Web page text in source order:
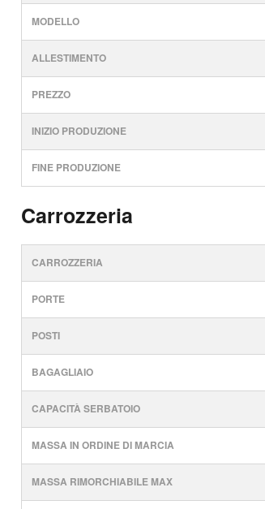
MODELLO
ALLESTIMENTO
PREZZO
INIZIO PRODUZIONE
FINE PRODUZIONE
Carrozzeria
CARROZZERIA
PORTE
POSTI
BAGAGLIAIO
CAPACITÀ SERBATOIO
MASSA IN ORDINE DI MARCIA
MASSA RIMORCHIABILE MAX